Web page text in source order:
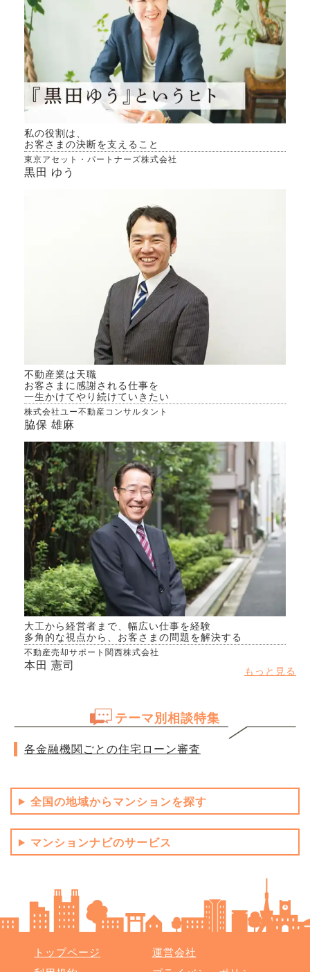
私の役割は、
お客さまの決断を支えること
東京アセット・パートナーズ株式会社
黒田 ゆう
不動産業は天職
お客さまに感謝される仕事を
一生かけてやり続けていきたい
株式会社ユー不動産コンサルタント
脇保 雄麻
大工から経営者まで、幅広い仕事を経験
多角的な視点から、お客さまの問題を解決する
不動産売却サポート関西株式会社
本田 憲司 もっと見る
テーマ別相談特集
各金融機関ごとの住宅ローン審査
全国の地域からマンションを探す
マンションナビのサービス
トップページ
運営会社